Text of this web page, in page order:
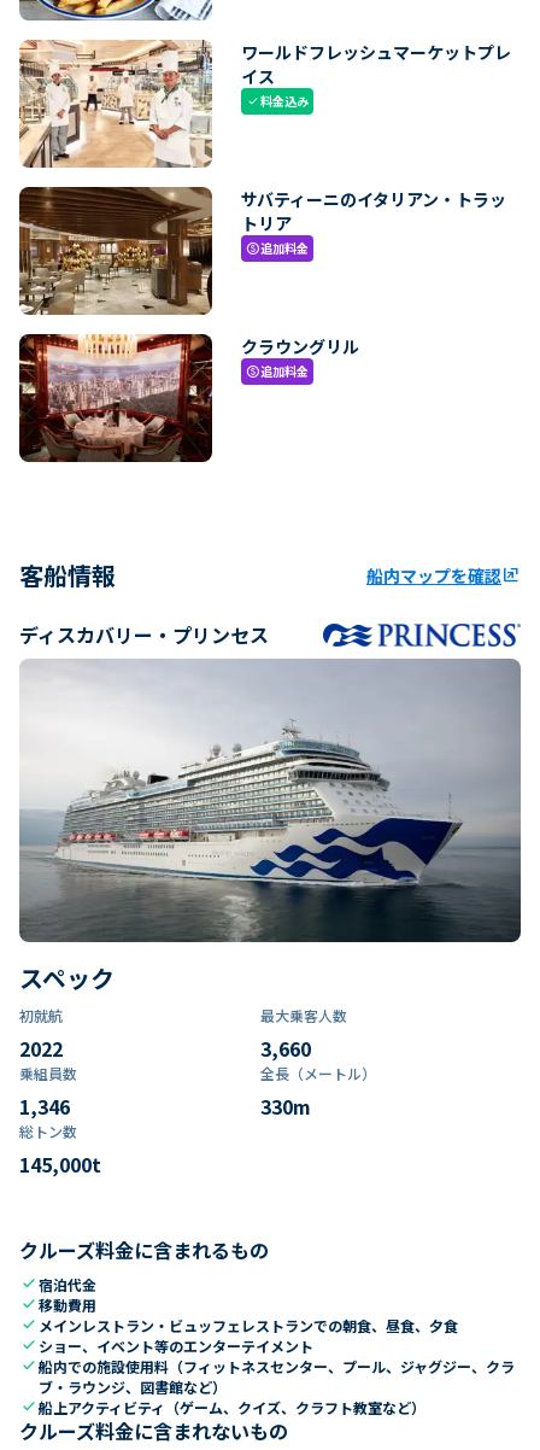
ワールドフレッシュマーケットプレ
イス
check料金込み
サバティーニのイタリアン・トラッ
トリア
paid追加料金
クラウングリル
paid追加料金
客船情報 船内マップを確認ungroup
ディスカバリー・プリンセス
スペック
初就航
2022
最大乗客人数
3,660
乗組員数​
1,346
全長（メートル）
330m
総トン数​
145,000t
クルーズ料金に含まれるもの
check宿泊代金
check移動費用
check メインレストラン・ビュッフェレストランでの朝食、昼食、夕食
check ショー、イベント等のエンターテイメント
check船内での施設使用料（フィットネスセンター、プール、ジャグジー、クラ
ブ・ラウンジ、図書館など）
check船上アクティビティ（ゲーム、クイズ、クラフト教室など）
クルーズ料金に含まれないもの